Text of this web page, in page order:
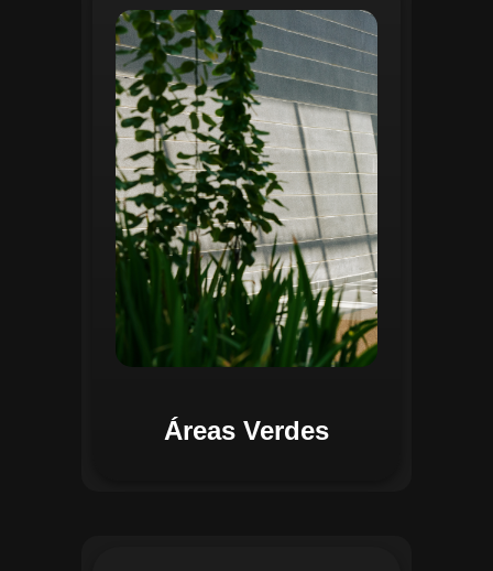
Áreas Verdes
O módulo de Gestão de Áreas Verdes do
Regente aplica tecnologias avançadas de
geoprocessamento para mapear e
monitorar espaços verdes, registrando
localização, tipo de vegetação e estado
de conservação. Ele organiza fluxos de
manutenção e garante que as atividades
sejam realizadas de forma eficiente e
programada. Relatórios analíticos ajudam
a avaliar ações realizadas, promovendo a
sustentabilidade e o uso estratégico do
espaço urbano.